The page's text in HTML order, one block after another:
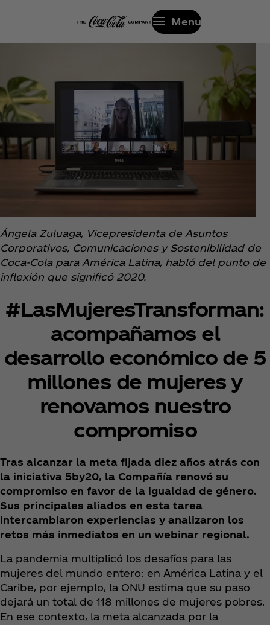
Menu
Ángela Zuluaga, Vicepresidenta de Asuntos
Corporativos, Comunicaciones y Sostenibilidad de
Coca‑Cola para América Latina, habló del punto de
inflexión que significó 2020.
#LasMujeresTransforman:
acompañamos el
desarrollo económico de 5
millones de mujeres y
renovamos nuestro
compromiso
Tras alcanzar la meta fijada diez años atrás con
la iniciativa 5by20, la Compañía renovó su
compromiso en favor de la igualdad de género.
Sus principales aliados en esta tarea
intercambiaron experiencias y analizaron los
retos más inmediatos en un webinar regional.
La pandemia multiplicó los desafíos para las
mujeres del mundo entero: en América Latina y el
Caribe, por ejemplo, la ONU estima que su paso
dejará un total de 118 millones de mujeres pobres.
En ese contexto, la meta alcanzada por la